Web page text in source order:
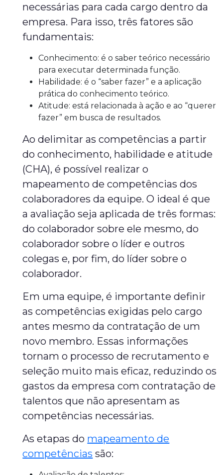
necessárias para cada cargo dentro da
empresa. Para isso, três fatores são
fundamentais:
Conhecimento: é o saber teórico necessário
para executar determinada função.
Habilidade: é o “saber fazer” e a aplicação
prática do conhecimento teórico.
Atitude: está relacionada à ação e ao “querer
fazer” em busca de resultados.
Ao delimitar as competências a partir
do conhecimento, habilidade e atitude
(CHA), é possível realizar o
mapeamento de competências dos
colaboradores da equipe. O ideal é que
a avaliação seja aplicada de três formas:
do colaborador sobre ele mesmo, do
colaborador sobre o líder e outros
colegas e, por fim, do líder sobre o
colaborador.
Em uma equipe, é importante definir
as competências exigidas pelo cargo
antes mesmo da contratação de um
novo membro. Essas informações
tornam o processo de recrutamento e
seleção muito mais eficaz, reduzindo os
gastos da empresa com contratação de
talentos que não apresentam as
competências necessárias.
As etapas do mapeamento de
competências são: